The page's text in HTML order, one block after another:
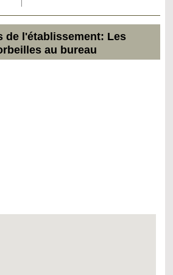
de l'établissement: Les
au bureau